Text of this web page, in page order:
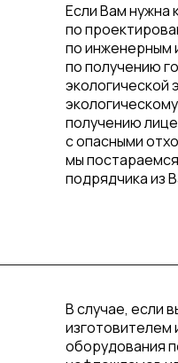
Если Вам нужна
по
по инженерным
по получению
экологической
получению
с опасными
мы
подрядчика из
В случае, если
оборудования